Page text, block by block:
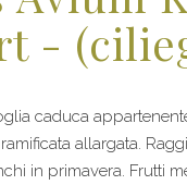
-
caduca
allargata.
in primavera. Frutti